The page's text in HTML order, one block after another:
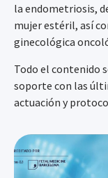
la endometriosis,
mujer estéril, así
ginecológica
Todo el contenido
soporte con las
actuación y